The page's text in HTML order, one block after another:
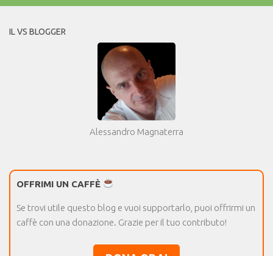
IL VS BLOGGER
Alessandro Magnaterra
OFFRIMI UN CAFFÈ
Se trovi utile questo blog e vuoi supportarlo, puoi offrirmi un
caffè con una donazione. Grazie per il tuo contributo!